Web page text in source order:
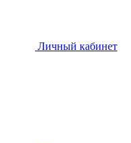
Личный кабинет